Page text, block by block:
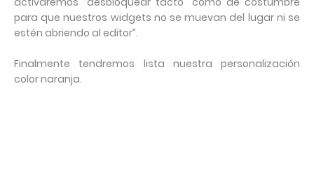
para que nuestros widgets no se muevan del lugar ni se
estén abriendo al editor”.
Finalmente tendremos lista nuestra personalización
color naranja.